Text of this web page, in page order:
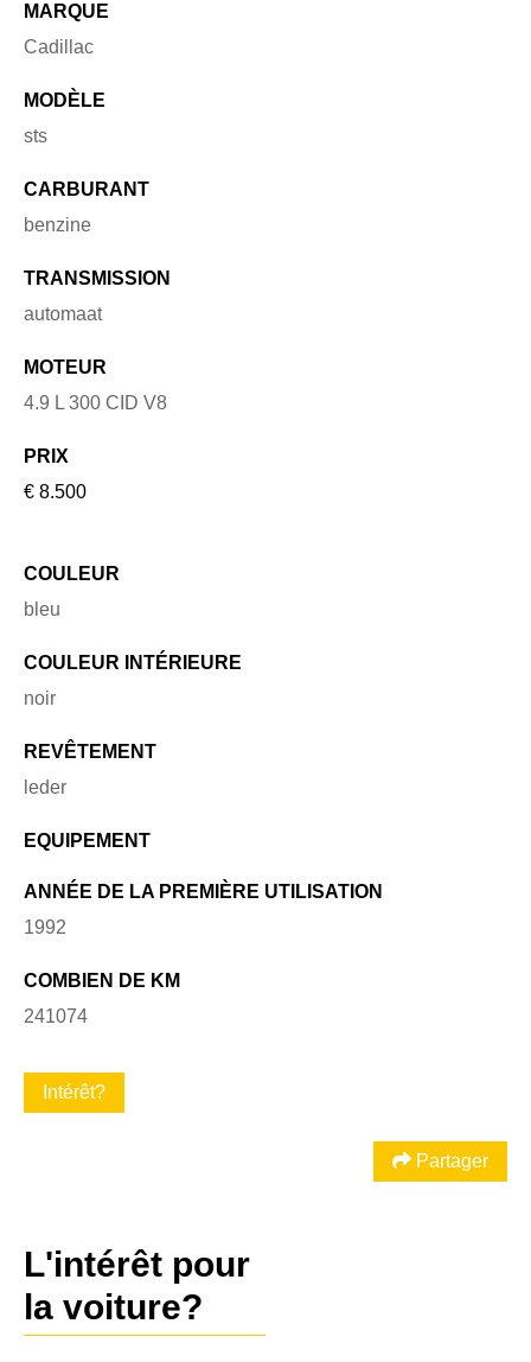
MARQUE
Cadillac
MODÈLE
sts
CARBURANT
benzine
TRANSMISSION
automaat
MOTEUR
4.9 L 300 CID V8
PRIX
€ 8.500
COULEUR
bleu
COULEUR INTÉRIEURE
noir
REVÊTEMENT
leder
EQUIPEMENT
ANNÉE DE LA PREMIÈRE UTILISATION
1992
COMBIEN DE KM
241074
Intérêt?
Partager
L'intérêt pour
la voiture?